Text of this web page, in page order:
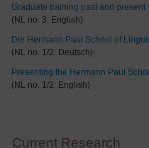
Graduate training past and present
(NL no. 3: English)
Die Hermann Paul School of
(NL no. 1/2: Deutsch)
Presenting the Hermann Paul
(NL no. 1/2: English)
Current Research